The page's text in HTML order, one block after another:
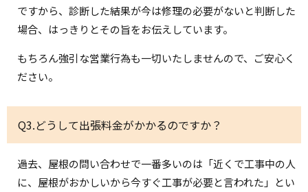
ですから、診断した結果が今は修理の必要がないと判断した
場合、はっきりとその旨をお伝えしています。
もちろん強引な営業行為も一切いたしませんので、ご安心く
ださい。
Q3.どうして出張料金がかかるのですか？
過去、屋根の問い合わせで一番多いのは「近くで工事中の人
に、屋根がおかしいから今すぐ工事が必要と言われた」とい